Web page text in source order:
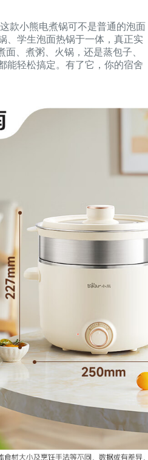
这款小熊电煮锅可不是普通的泡面
、学生泡面热锅于一体，真正实
面、煮粥、火锅，还是蒸包子、
能轻松搞定。有了它，你的宿舍